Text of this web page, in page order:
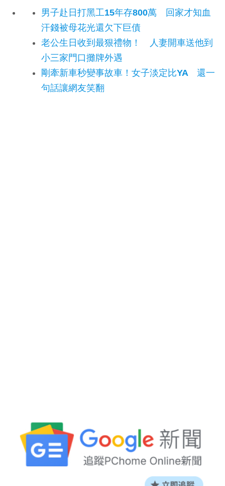
男子赴日打黑工15年存800萬 回家才知血
汗錢被母花光還欠下巨債
老公生日收到最狠禮物！ 人妻開車送他到
小三家門口攤牌外遇
剛牽新車秒變事故車！女子淡定比YA 還一
句話讓網友笑翻